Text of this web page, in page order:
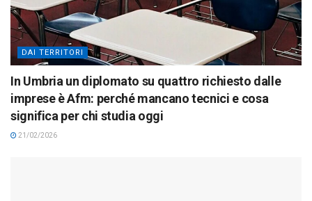
DAI TERRITORI
In Umbria un diplomato su quattro richiesto dalle
imprese è Afm: perché mancano tecnici e cosa
significa per chi studia oggi
21/02/2026